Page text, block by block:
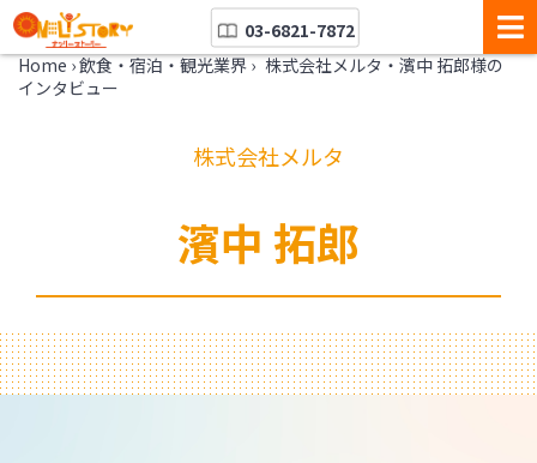
03-6821-7872
Home ›飲食・宿泊・観光業界 › 株式会社メルタ・濱中 拓郎様の
インタビュー
株式会社メルタ
濱中 拓郎